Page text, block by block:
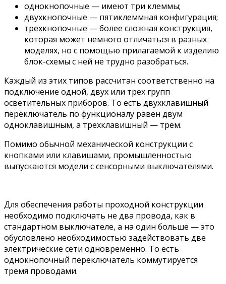
однокнопочные — имеют три клеммы;
двухкнопочные — пятиклеммная конфигурация;
трехкнопочные — более сложная конструкция,
которая может немного отличаться в разных
моделях, но с помощью прилагаемой к изделию
блок-схемы с ней не трудно разобраться.
Каждый из этих типов рассчитан соответственно на
подключение одной, двух или трех групп
осветительных приборов. То есть двухклавишный
переключатель по функционалу равен двум
одноклавишным, а трехклавишный — трем.
Помимо обычной механической конструкции с
кнопками или клавишами, промышленностью
выпускаются модели с сенсорными выключателями.
Для обеспечения работы проходной конструкции
необходимо подключать не два провода, как в
стандартном выключателе, а на один больше — это
обусловлено необходимостью задействовать две
электрические сети одновременно. То есть
однокнопочный переключатель коммутируется
тремя проводами.